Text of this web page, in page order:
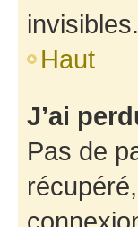
invisibles.
Haut
J’ai
Pas de